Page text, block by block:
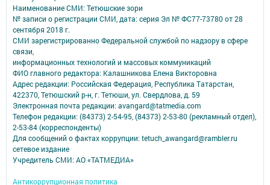
Наименование СМИ: Тетюшские зори
№ записи о регистрации СМИ, дата: серия Эл № ФС77-73780 от 28
сентября 2018 г.
СМИ зарегистрированно Федеральной службой по надзору в сфере
связи,
информационных технологий и массовых коммуникаций
ФИО главного редактора: Калашникова Елена Викторовна
Адрес редакции: Российская Федерация, Республика Татарстан,
422370, Тетюшский р-н, г. Тетюши, ул. Свердлова, д. 59
Электронная почта редакции: avangard@tatmedia.com
Телефон редакции: (84373) 2-54-95, (84373) 2-53-80 (рекламный отдел),
2-53-84 (корреспонденты)
Для сообщений о фактах коррупции: tetuch_awangard@rambler.ru
сетевое издание
Учредитель СМИ: АО «ТАТМЕДИА»
Антикоррупционная политика